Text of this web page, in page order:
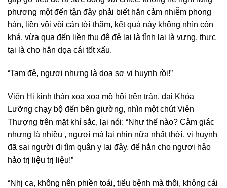
phương một đến tận đây phải biết hắn cảm nhiễm phong
hàn, liền vội vội cản tới thăm, kết quả này không nhìn còn
khá, vừa qua đến liền thu đệ đệ lại là tỉnh lại là vựng, thực
tại là cho hắn dọa cái tốt xấu.
“Tam đệ, ngươi nhưng là dọa sợ vi huynh rồi!”
Viên Hi kinh thán xoa xoa mồ hôi trên trán, đại Khóa
Lưỡng chạy bộ đến bên giường, nhìn một chút Viên
Thượng trên mặt khí sắc, lại nói: “Như thế nào? Cảm giác
nhưng là nhiều , ngươi mà lại nhịn nữa nhất thời, vi huynh
đã sai người đi tìm quân y lại đây, để hắn cho ngươi hảo
hảo trị liệu trị liệu!”
“Nhị ca, không nên phiền toái, tiểu bệnh mà thôi, không cái